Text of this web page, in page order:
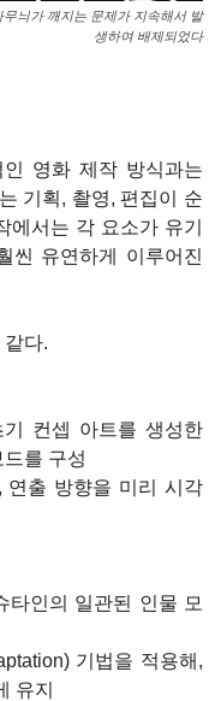
늬가 깨지는 문제가 지속해서 발
생하여 배제되었다
영화 제작 방식과는
기획, 촬영, 편집이 순
서는 각 요소가 유기
씬 유연하게 이루어진
다.
컨셉 아트를 생성한
를 구성
연출 방향을 미리 시각
타인의 일관된 인물 모
기법을 적용해,
유지